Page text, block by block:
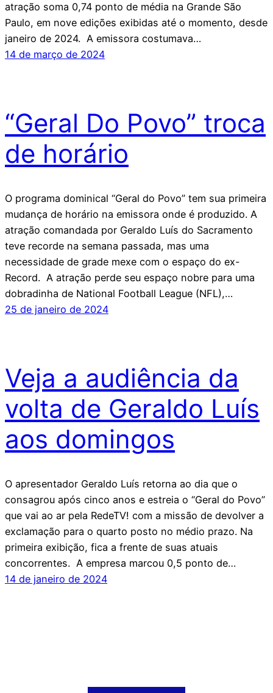
atração soma 0,74 ponto de média na Grande São
Paulo, em nove edições exibidas até o momento, desde
janeiro de 2024. A emissora costumava…
14 de março de 2024
“Geral Do Povo” troca
de horário
O programa dominical “Geral do Povo” tem sua primeira
mudança de horário na emissora onde é produzido. A
atração comandada por Geraldo Luís do Sacramento
teve recorde na semana passada, mas uma
necessidade de grade mexe com o espaço do ex-
Record. A atração perde seu espaço nobre para uma
dobradinha de National Football League (NFL),…
25 de janeiro de 2024
Veja a audiência da
volta de Geraldo Luís
aos domingos
O apresentador Geraldo Luís retorna ao dia que o
consagrou após cinco anos e estreia o “Geral do Povo”
que vai ao ar pela RedeTV! com a missão de devolver a
exclamação para o quarto posto no médio prazo. Na
primeira exibição, fica a frente de suas atuais
concorrentes. A empresa marcou 0,5 ponto de…
14 de janeiro de 2024